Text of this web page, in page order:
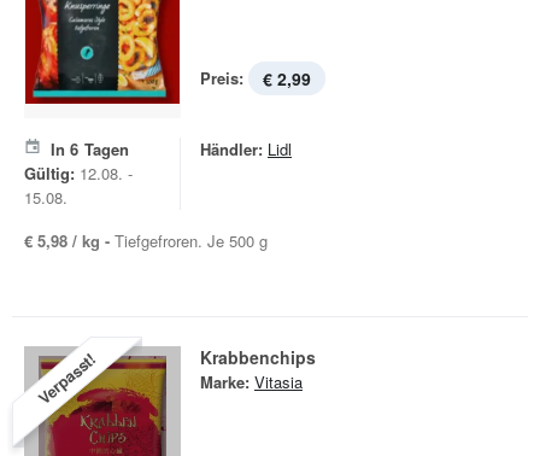
Preis: € 2,99
In 6 Tagen
Gültig: 12.08. -
15.08.
Händler: Lidl
€ 5,98 / kg - Tiefgefroren. Je 500 g
Verpasst! Krabbenchips
Marke: Vitasia